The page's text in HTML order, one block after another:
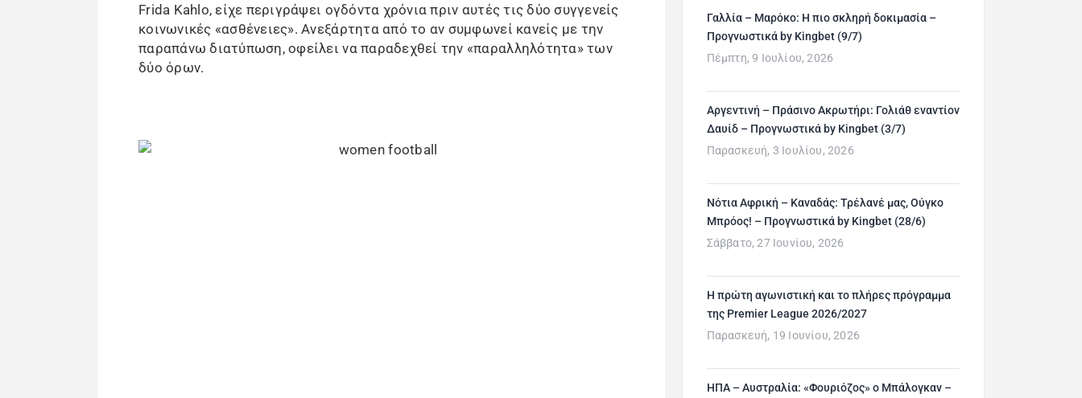
Frida Kahlo, είχε περιγράψει ογδόντα χρόνια πριν αυτές τις δύο συγγενείς
κοινωνικές «ασθένειες». Ανεξάρτητα από το αν συμφωνεί κανείς με την
παραπάνω διατύπωση, οφείλει να παραδεχθεί την «παραλληλότητα» των
δύο όρων.
Γαλλία – Μαρόκο: Η πιο σκληρή δοκιμασία –
Προγνωστικά by Kingbet (9/7)
Πέμπτη, 9 Ιουλίου, 2026
Αργεντινή – Πράσινο Ακρωτήρι: Γολιάθ εναντίον
Δαυίδ – Προγνωστικά by Kingbet (3/7)
Παρασκευή, 3 Ιουλίου, 2026
Νότια Αφρική – Καναδάς: Τρέλανέ μας, Ούγκο
Μπρόος! – Προγνωστικά by Kingbet (28/6)
Σάββατο, 27 Ιουνίου, 2026
H πρώτη αγωνιστική και το πλήρες πρόγραμμα
της Premier League 2026/2027
Παρασκευή, 19 Ιουνίου, 2026
ΗΠΑ – Αυστραλία: «Φουριόζος» ο Μπάλογκαν –